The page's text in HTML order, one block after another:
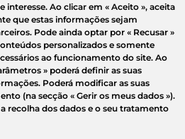
interesse. Ao clicar em « Aceito », aceita
que estas informações sejam
Pode ainda optar por « Recusar »
personalizados e somente
ao funcionamento do site. Ao
» poderá definir as suas
Poderá modificar as suas
(na secção « Gerir os meus dados »).
recolha dos dados e o seu tratamento